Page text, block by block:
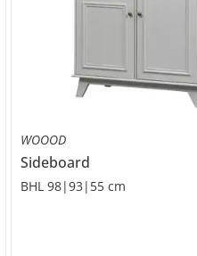
WOOOD
Sideboard
BHL 98|93|55 cm